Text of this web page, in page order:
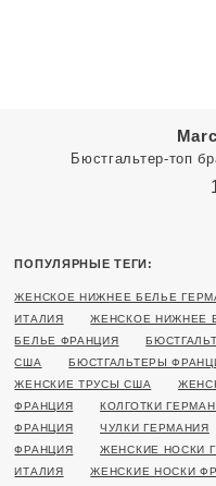
Бюстгальтер-топ
ПОПУЛЯРНЫЕ ТЕГИ:
ЖЕНСКОЕ НИЖНЕЕ БЕЛЬЕ
ИТАЛИЯ
ЖЕНСКОЕ НИЖНЕЕ
БЕЛЬЕ ФРАНЦИЯ
США
БЮСТГАЛЬТЕРЫ
ЖЕНСКИЕ ТРУСЫ США
ФРАНЦИЯ
КОЛГОТКИ
ФРАНЦИЯ
ЧУЛКИ ГЕРМАНИЯ
ФРАНЦИЯ
ЖЕНСКИЕ НОСКИ
ИТАЛИЯ
ЖЕНСКИЕ НОСКИ